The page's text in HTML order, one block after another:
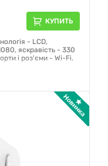
КУПИТЬ
- LCD,
яскравість - 330
і роз'єми - Wi-Fi,